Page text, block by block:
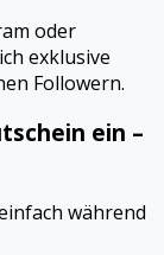
oder
exklusive
Followern.
ein –
während